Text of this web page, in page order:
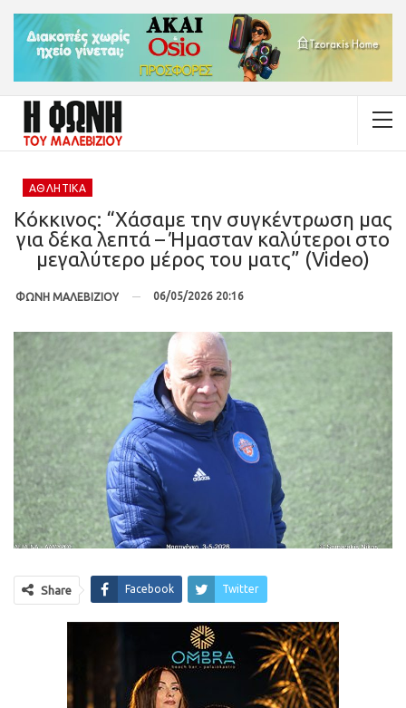
ΑΘΛΗΤΙΚΆ
Κόκκινος: “Χάσαμε την συγκέντρωση μας
για δέκα λεπτά – Ήμασταν καλύτεροι στο
μεγαλύτερο μέρος του ματς” (Video)
ΦΩΝΗ ΜΑΛΕΒΙΖΙΟΥ 06/05/2026 20:16
Share Facebook Twitter